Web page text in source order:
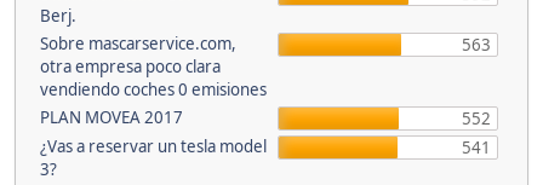
Berj.
Sobre mascarservice.com,
otra empresa poco clara
vendiendo coches 0 emisiones
563
PLAN MOVEA 2017
552
¿Vas a reservar un tesla model
3?
541